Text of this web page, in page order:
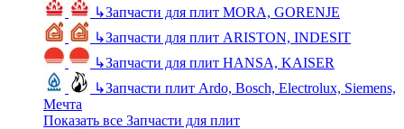
↳Запчасти для плит MORA, GORENJE
↳Запчасти для плит ARISTON, INDESIT
↳Запчасти для плит HANSA, KAISER
↳Запчасти плит Ardo, Bosch, Electrolux, Siemens,
Мечта
Показать все Запчасти для плит